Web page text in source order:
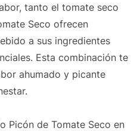
tanto el tomate seco
Seco ofrecen
a sus ingredientes
Esta combinación te
ahumado y picante
Picón de Tomate Seco en